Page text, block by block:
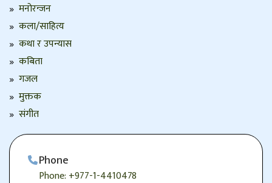
मनोरन्जन
कला/साहित्य
कथा र उपन्यास
कबिता
गजल
मुक्तक
संगीत
Phone
Phone: +977-1-4410478